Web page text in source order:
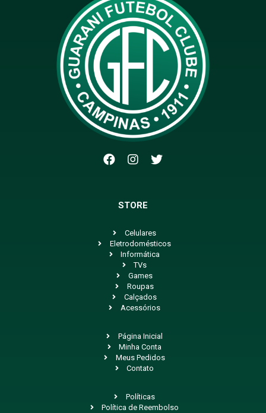
STORE
Celulares
Eletrodomésticos
Informática
TVs
Games
Roupas
Calçados
Acessórios
Página Inicial
Minha Conta
Meus Pedidos
Contato
Políticas
Política de Reembolso